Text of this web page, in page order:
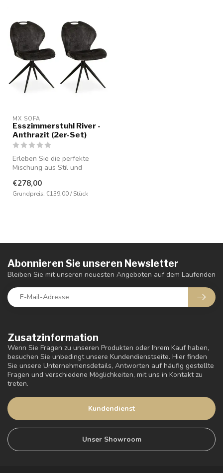
MX SOFA
Esszimmerstuhl River -
Anthrazit (2er-Set)
Erleben Sie die perfekte
Mischung aus Stil und
Esszi...
€278,00
Grundpreis: €139,00 / Stück
Zusatzinformation
Wenn Sie Fragen zu unseren Produkten oder Ihrem Kauf haben,
besuchen Sie unbedingt unsere Kundendienstseite. Hier finden
Sie unsere Unternehmensdetails, Antworten auf häufig gestellte
Fragen und verschiedene Möglichkeiten, mit uns in Kontakt zu
treten.
Kundendienst
Unser Showroom
Abonnieren Sie unseren Newsletter
Bleiben Sie mit unseren neuesten Angeboten auf dem Laufenden